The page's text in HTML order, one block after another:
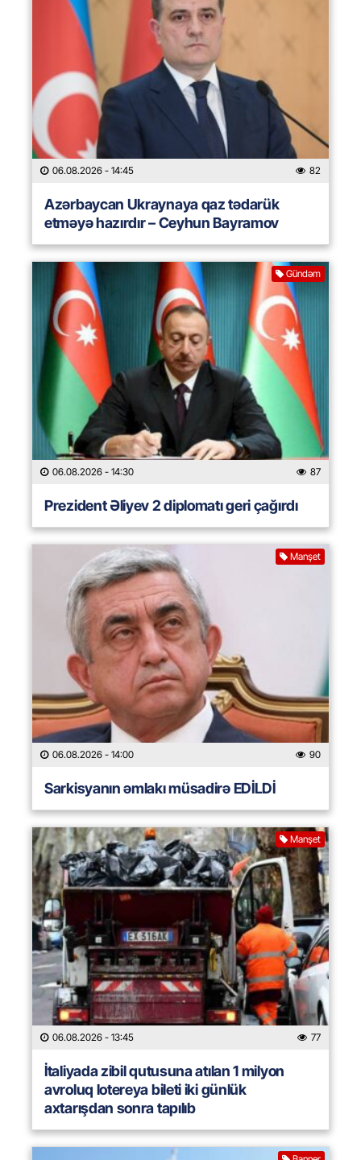
06.08.2026 - 14:45 82
Azərbaycan Ukraynaya qaz tədarük
etməyə hazırdır – Ceyhun Bayramov
Gündəm
06.08.2026 - 14:30 87
Prezident Əliyev 2 diplomatı geri çağırdı
Manşet
06.08.2026 - 14:00 90
Sarkisyanın əmlakı müsadirə EDİLDİ
Manşet
06.08.2026 - 13:45 77
İtaliyada zibil qutusuna atılan 1 milyon
avroluq lotereya bileti iki günlük
axtarışdan sonra tapılıb